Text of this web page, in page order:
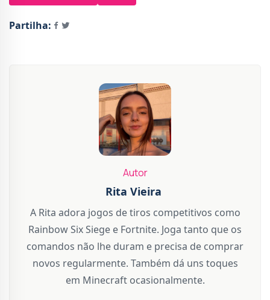
Partilha:
Autor
Rita Vieira
A Rita adora jogos de tiros competitivos como
Rainbow Six Siege e Fortnite. Joga tanto que os
comandos não lhe duram e precisa de comprar
novos regularmente. Também dá uns toques
em Minecraft ocasionalmente.